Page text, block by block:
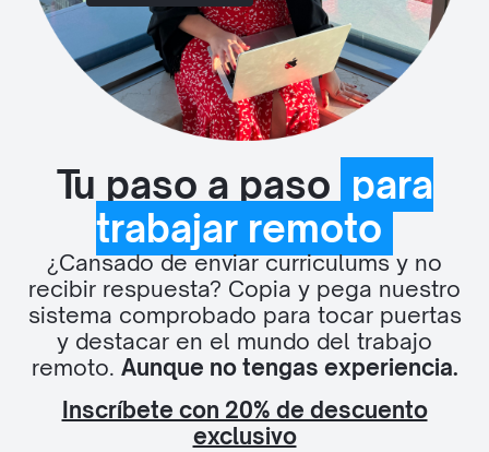
Tu paso a paso para
trabajar remoto
¿Cansado de enviar curriculums y no
recibir respuesta? Copia y pega nuestro
sistema comprobado para tocar puertas
y destacar en el mundo del trabajo
remoto. Aunque no tengas experiencia.
Inscríbete con 20% de descuento
exclusivo